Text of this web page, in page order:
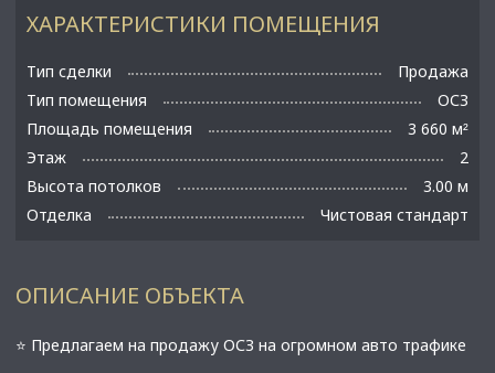
ХАРАКТЕРИСТИКИ ПОМЕЩЕНИЯ
Тип сделки
Продажа
Тип помещения
ОСЗ
Площадь помещения
3 660 м²
Этаж
2
Высота потолков
3.00 м
Отделка
Чистовая стандарт
ОПИСАНИЕ ОБЪЕКТА
⭐ Предлагаем на продажу ОСЗ на огромном авто трафике